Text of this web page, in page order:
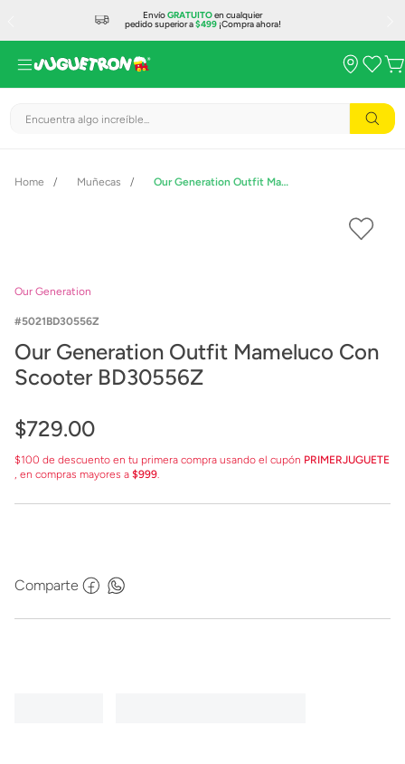
EnvíoGRATUITOen cualquier
pedido superior a$499¡Compra ahora!
Encuentra algo increíble...
Muñecas Our Generation Outfit Mameluco Con Scooter BD30556Z
Our Generation
5021BD30556Z
Our Generation Outfit Mameluco Con
Scooter BD30556Z
$729.00
$100 de descuento en tu primera compra usando el cupón PRIMERJUGUETE
, en compras mayores a $999.
Comparte